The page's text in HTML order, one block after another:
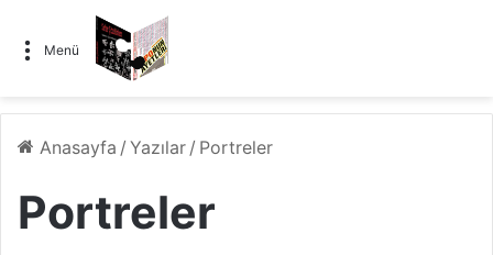
Menü
Anasayfa / Yazılar / Portreler
Portreler